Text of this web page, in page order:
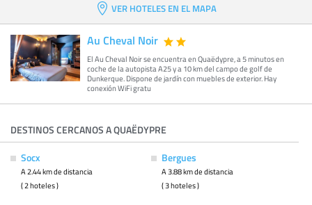
VER HOTELES EN EL MAPA
Au Cheval Noir
El Au Cheval Noir se encuentra en Quaëdypre, a 5 minutos en
coche de la autopista A25 y a 10 km del campo de golf de
Dunkerque. Dispone de jardín con muebles de exterior. Hay
conexión WiFi gratu
DESTINOS CERCANOS A QUAËDYPRE
Socx
A 2.44 km de distancia
( 2 hoteles )
Bergues
A 3.88 km de distancia
( 3 hoteles )